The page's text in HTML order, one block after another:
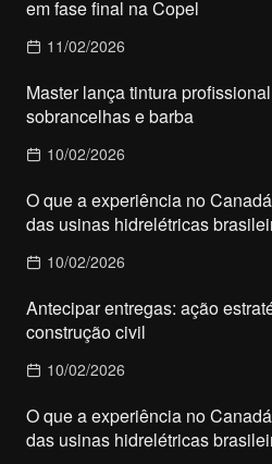
em fase final na Copel
11/02/2026
Master lança tintura
sobrancelhas e barba
10/02/2026
O que a experiência no
das usinas hidrelétricas
10/02/2026
Antecipar entregas: ação
construção civil
10/02/2026
O que a experiência no
das usinas hidrelétricas